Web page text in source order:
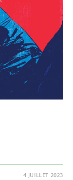
4 JUILLET 2023